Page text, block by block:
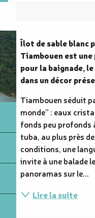
Description
Îlot de sable blanc
Tiambouen est
pour la baignade,
dans un décor
Tiambouen séduit
monde” : eaux
fonds peu profonds
tuba, au plus près
conditions, une
invite à une balade
panoramas sur le...
Lire la suite